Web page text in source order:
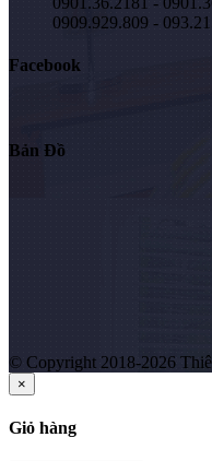
0909.929.809 -
Facebook
Bản Đồ
© Copyright 2018-2026
×
Giỏ hàng